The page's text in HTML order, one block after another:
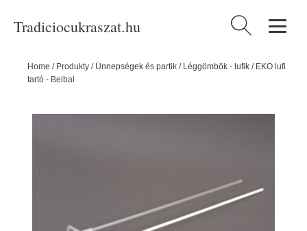
Tradiciocukraszat.hu Keresés:
Home / Produkty / Ünnepségek és partik / Léggömbök - lufik / EKO lufi
tartó - Belbal